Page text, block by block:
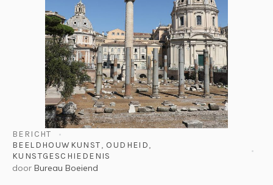
BERICHT
BEELDHOUWKUNST, OUDHEID,
KUNSTGESCHIEDENIS
door Bureau Boeiend